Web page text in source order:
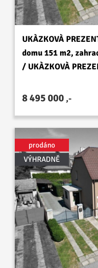
UKÀZKOVÀ
domu 151 m2,
/ UKÀZKOVÀ
8 495 000 ,-
prodáno
VÝHRADNĚ